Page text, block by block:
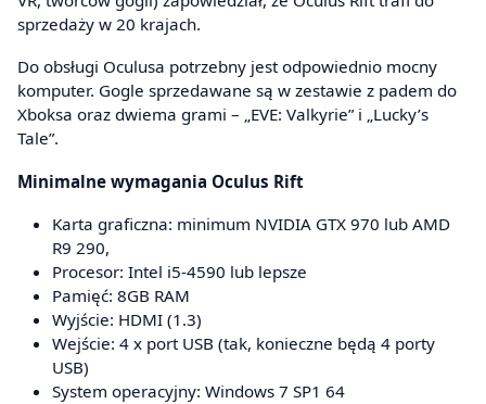
sprzedaży w 20 krajach.
Do obsługi Oculusa potrzebny jest odpowiednio mocny
komputer. Gogle sprzedawane są w zestawie z padem do
Xboksa oraz dwiema grami – „EVE: Valkyrie” i „Lucky’s
Tale”.
Minimalne wymagania Oculus Rift
Karta graficzna: minimum NVIDIA GTX 970 lub AMD
R9 290,
Procesor: Intel i5-4590 lub lepsze
Pamięć: 8GB RAM
Wyjście: HDMI (1.3)
Wejście: 4 x port USB (tak, konieczne będą 4 porty
USB)
System operacyjny: Windows 7 SP1 64